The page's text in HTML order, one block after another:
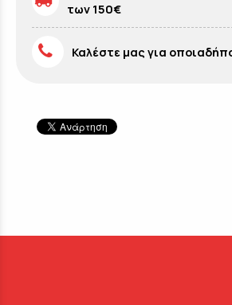
των 150€
Καλέστε μας για